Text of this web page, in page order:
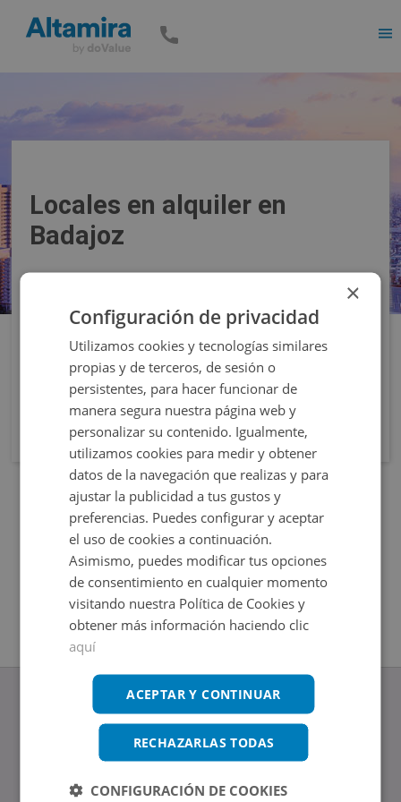
Locales en alquiler en
Badajoz
Filtros
www.altamirainmuebles.com
Edificio Skylight
Avenida de Manoteras 14-16, 28050, Madrid
×
Configuración de privacidad
Utilizamos cookies y tecnologías similares
propias y de terceros, de sesión o
persistentes, para hacer funcionar de
manera segura nuestra página web y
personalizar su contenido. Igualmente,
utilizamos cookies para medir y obtener
datos de la navegación que realizas y para
ajustar la publicidad a tus gustos y
preferencias. Puedes configurar y aceptar
el uso de cookies a continuación.
Asimismo, puedes modificar tus opciones
de consentimiento en cualquier momento
visitando nuestra Política de Cookies y
obtener más información haciendo clic
aquí
ACEPTAR Y CONTINUAR
RECHAZARLAS TODAS
CONFIGURACIÓN DE COOKIES